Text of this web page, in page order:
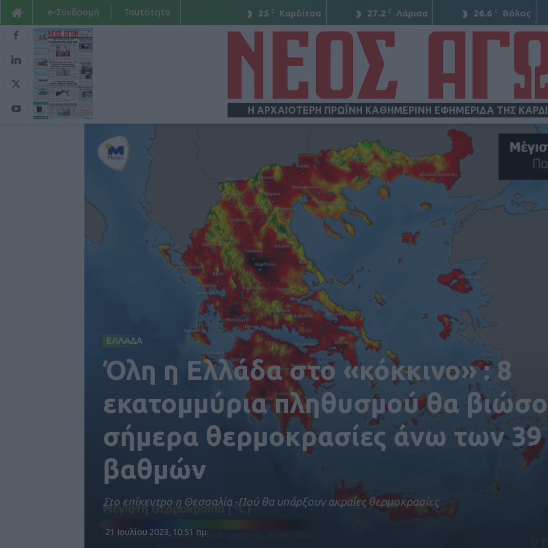
25 C Καρδίτσα 27.2 C Λάρισα 26.6 C Βόλος
e-Συνδρομή Ταυτότητα
Η ΑΡΧΑΙΟΤΕΡΗ ΠΡΩΪΝΗ ΚΑΘΗΜΕΡΙΝΗ ΕΦΗΜΕΡΙΔΑ ΤΗΣ
ΝΕΟΣ
ΑΓΩΝ
ΕΛΛΑΔΑ
Όλη η Ελλάδα στο «κόκκινο» : 8
εκατομμύρια πληθυσμού θα
σήμερα θερμοκρασίες άνω των 39
βαθμών
Στο επίκεντρο η Θεσσαλία -Πού θα υπάρξουν ακραίες θερμοκρασίες
21 Ιουλίου 2023, 10:51 πμ